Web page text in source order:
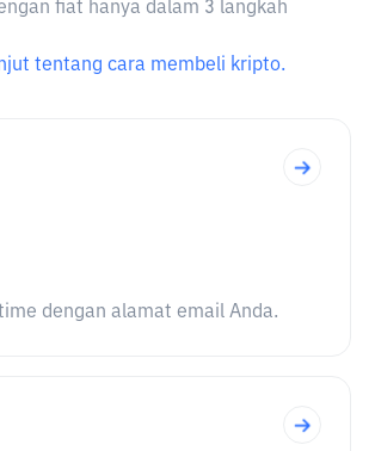
fiat hanya dalam 3 langkah
tentang cara membeli kripto.
dengan alamat email Anda.